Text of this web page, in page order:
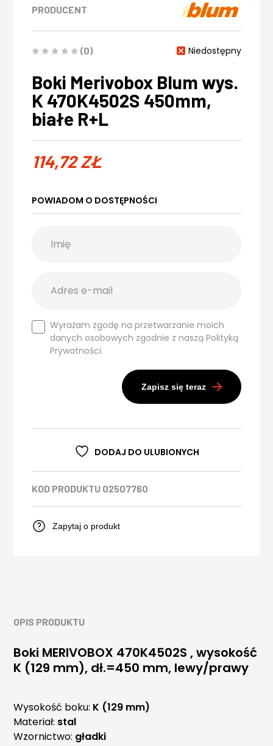
PRODUCENT
(0) Niedostępny
Boki Merivobox Blum wys.
K 470K4502S 450mm,
białe R+L
114,72ZŁ
POWIADOM O DOSTĘPNOŚCI
Wyrażam zgodę na przetwarzanie moich
danych osobowych zgodnie z nasząPolityką
Prywatności.
Zapisz się teraz
DODAJ DO ULUBIONYCH
KOD PRODUKTU 02507760
Zapytaj o produkt
OPIS PRODUKTU
Boki MERIVOBOX 470K4502S , wysokość
K (129 mm), dł.=450 mm, lewy/prawy
Wysokość boku: K (129 mm)
Materiał: stal
Wzornictwo: gładki